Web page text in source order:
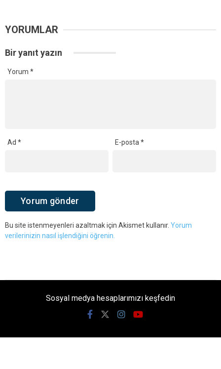
YORUMLAR
Bir yanıt yazın
Yorum *
Ad * E-posta*
Bu site istenmeyenleri azaltmak için Akismet kullanır. Yorum
verilerinizin nasıl işlendiğini öğrenin.
Sosyal medya hesaplarımızı keşfedin